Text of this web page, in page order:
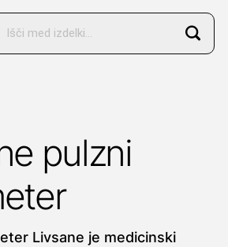
pulzni
Livsane je medicinski